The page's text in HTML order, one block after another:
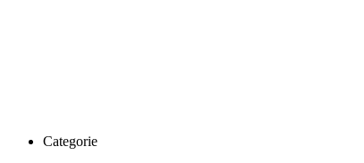
Categorie